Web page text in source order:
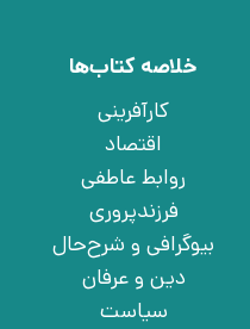
خلاصه کتاب‌ها
کارآفرینی
اقتصاد
روابط عاطفی
فرزندپروری
بیوگرافی و شرح‌حال
دین و عرفان
سیاست